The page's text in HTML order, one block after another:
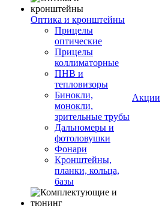
Оптика и кронштейны
Прицелы
оптические
Прицелы
коллиматорные
ПНВ и
тепловизоры
Бинокли,
монокли,
зрительные трубы
Дальномеры и
фотоловушки
Фонари
Кронштейны,
планки, кольца,
базы
Акции